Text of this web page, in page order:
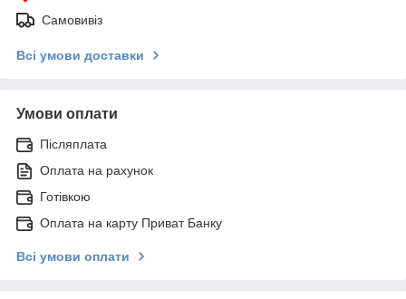
Самовивіз
Всі умови доставки
Умови оплати
Післяплата
Оплата на рахунок
Готівкою
Оплата на карту Приват Банку
Всі умови оплати